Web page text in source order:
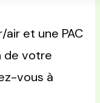
air et une PAC
de votre
vous à